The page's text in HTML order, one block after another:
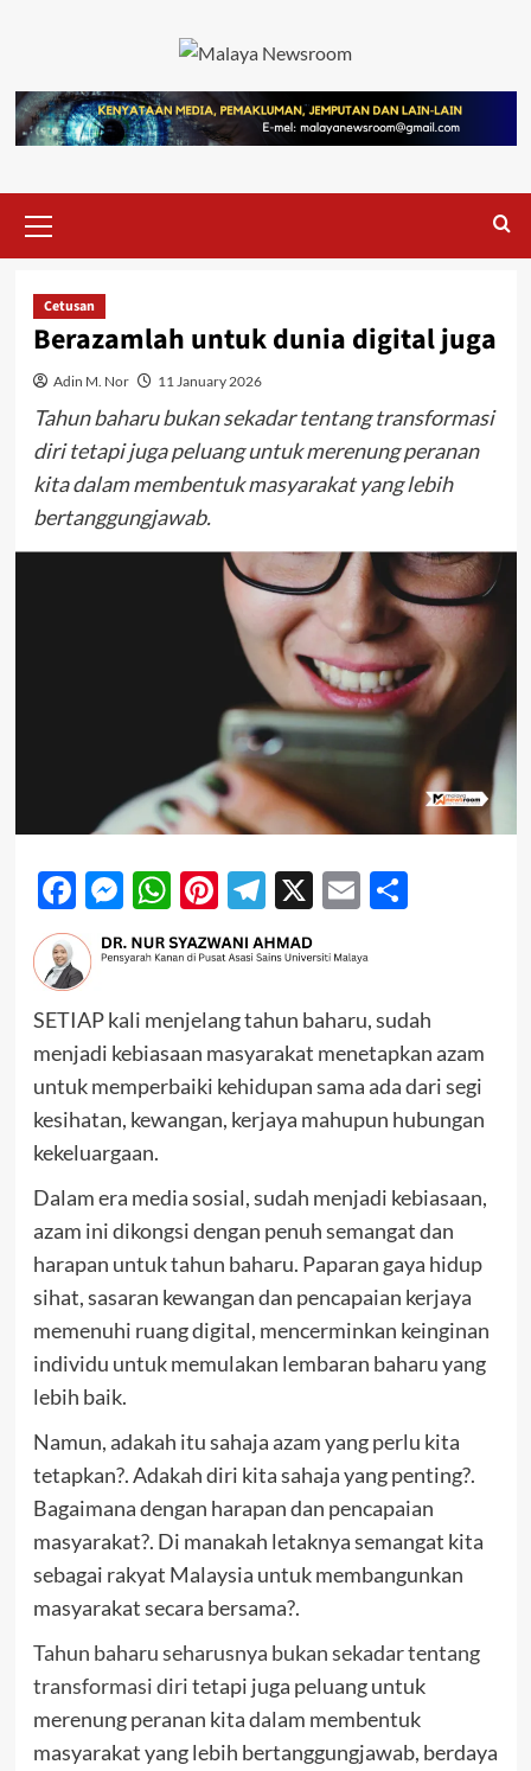
Cetusan
Berazamlah untuk dunia digital juga
Adin M. Nor 11 January 2026
Tahun baharu bukan sekadar tentang transformasi
diri tetapi juga peluang untuk merenung peranan
kita dalam membentuk masyarakat yang lebih
bertanggungjawab.
Facebook
Messenger
WhatsApp
Pinterest
Telegram
X EmailShare
SETIAP kali menjelang tahun baharu, sudah
menjadi kebiasaan masyarakat menetapkan azam
untuk memperbaiki kehidupan sama ada dari segi
kesihatan, kewangan, kerjaya mahupun hubungan
kekeluargaan.
Dalam era media sosial, sudah menjadi kebiasaan,
azam ini dikongsi dengan penuh semangat dan
harapan untuk tahun baharu. Paparan gaya hidup
sihat, sasaran kewangan dan pencapaian kerjaya
memenuhi ruang digital, mencerminkan keinginan
individu untuk memulakan lembaran baharu yang
lebih baik.
Namun, adakah itu sahaja azam yang perlu kita
tetapkan?. Adakah diri kita sahaja yang penting?.
Bagaimana dengan harapan dan pencapaian
masyarakat?. Di manakah letaknya semangat kita
sebagai rakyat Malaysia untuk membangunkan
masyarakat secara bersama?.
Tahun baharu seharusnya bukan sekadar tentang
transformasi diritetapi juga peluang untuk
merenung peranan kita dalam membentuk
masyarakat yang lebih bertanggungjawab, berdaya